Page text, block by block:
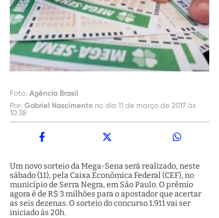
Foto: Agência Brasil
Por: Gabriel Nascimento no dia 11 de março de 2017 às
10:38
Um novo sorteio da Mega-Sena será realizado, neste
sábado (11), pela Caixa Econômica Federal (CEF), no
município de Serra Negra, em São Paulo. O prêmio
agora é de R$ 3 milhões para o apostador que acertar
as seis dezenas. O sorteio do concurso 1.911 vai ser
iniciado às 20h.